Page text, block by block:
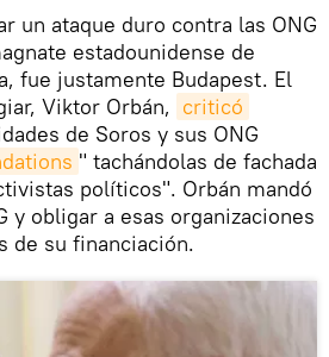
un ataque duro contra las ONG
estadounidense de
fue justamente Budapest. El
Viktor Orbán, criticó
de Soros y sus ONG
" tachándolas de fachada
políticos". Orbán mandó
y obligar a esas organizaciones
de su financiación.